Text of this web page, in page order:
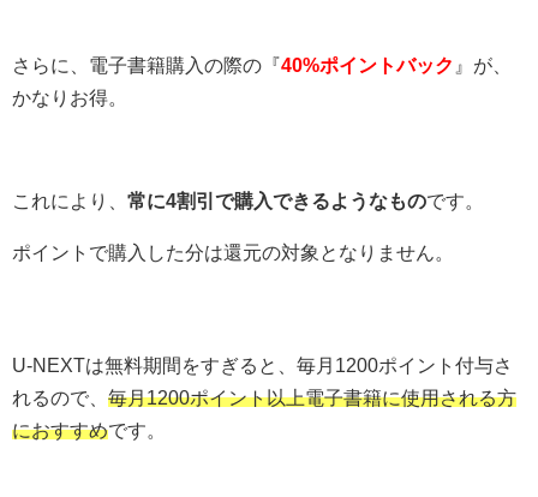
さらに、電子書籍購入の際の『40%ポイントバック 』が、
かなりお得。
これにより、 常に4割引で購入できるようなものです。
ポイントで購入した分は還元の対象となりません。
U-NEXTは無料期間をすぎると、毎月1200ポイント付与さ
れるので、 毎月1200ポイント以上電子書籍に使用される方
におすすめです。